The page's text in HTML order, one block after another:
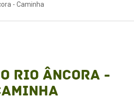
- Caminha
Rio Âncora -